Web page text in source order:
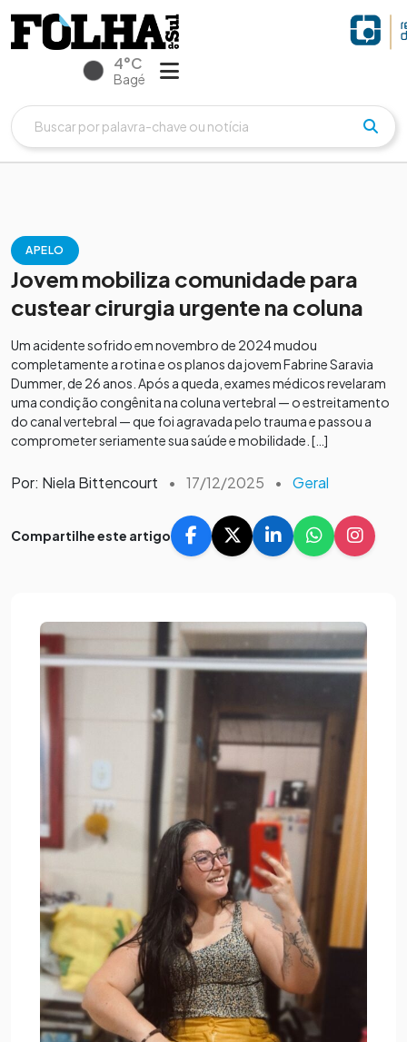
4°C
Bagé
APELO
Jovem mobiliza comunidade para
custear cirurgia urgente na coluna
Um acidente sofrido em novembro de 2024 mudou
completamente a rotina e os planos da jovem Fabrine Saravia
Dummer, de 26 anos. Após a queda, exames médicos revelaram
uma condição congênita na coluna vertebral — o estreitamento
do canal vertebral — que foi agravada pelo trauma e passou a
comprometer seriamente sua saúde e mobilidade. […]
Por: Niela Bittencourt • 17/12/2025 • Geral
Compartilhe este artigo